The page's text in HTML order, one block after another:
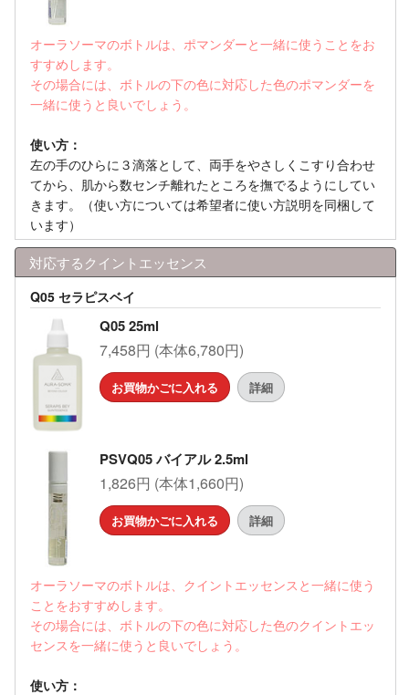
オーラソーマのボトルは、ポマンダーと一緒に使うことをお
すすめします。
その場合には、ボトルの下の色に対応した色のポマンダーを
一緒に使うと良いでしょう。
使い方：
左の手のひらに３滴落として、両手をやさしくこすり合わせ
てから、肌から数センチ離れたところを撫でるようにしてい
きます。（使い方については希望者に使い方説明を同梱して
います）
対応するクイントエッセンス
Q05 セラピスベイ
Q05 25ml
7,458円 (本体6,780円)
お買物かごに入れる 詳細
PSVQ05 バイアル 2.5ml
1,826円 (本体1,660円)
お買物かごに入れる 詳細
オーラソーマのボトルは、クイントエッセンスと一緒に使う
ことをおすすめします。
その場合には、ボトルの下の色に対応した色のクイントエッ
センスを一緒に使うと良いでしょう。
使い方：